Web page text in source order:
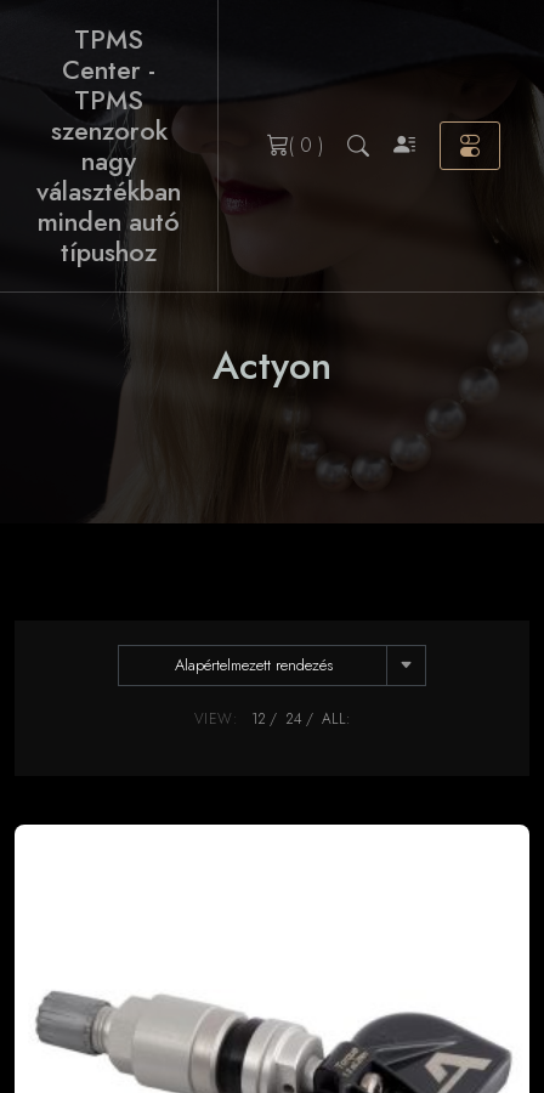
TPMS
Center -
TPMS
szenzorok
nagy
választékban
minden autó
típushoz
( 0 )
Actyon
Alapértelmezett rendezés
VIEW: 12 24 ALL: